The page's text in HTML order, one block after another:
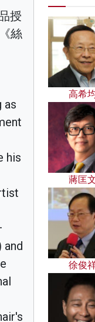
授
絲
as
his
and
高希
蔣匡
徐俊